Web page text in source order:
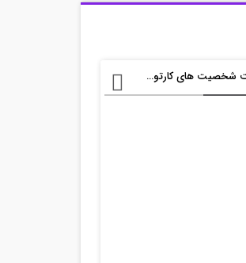
۴ وکتور پست شخصیت های کارتون هلو کیتی